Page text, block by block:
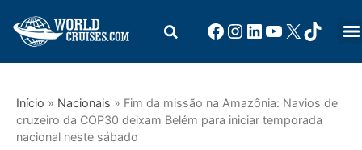
Início » Nacionais » Fim da missão na Amazônia: Navios de
cruzeiro da COP30 deixam Belém para iniciar temporada
nacional neste sábado